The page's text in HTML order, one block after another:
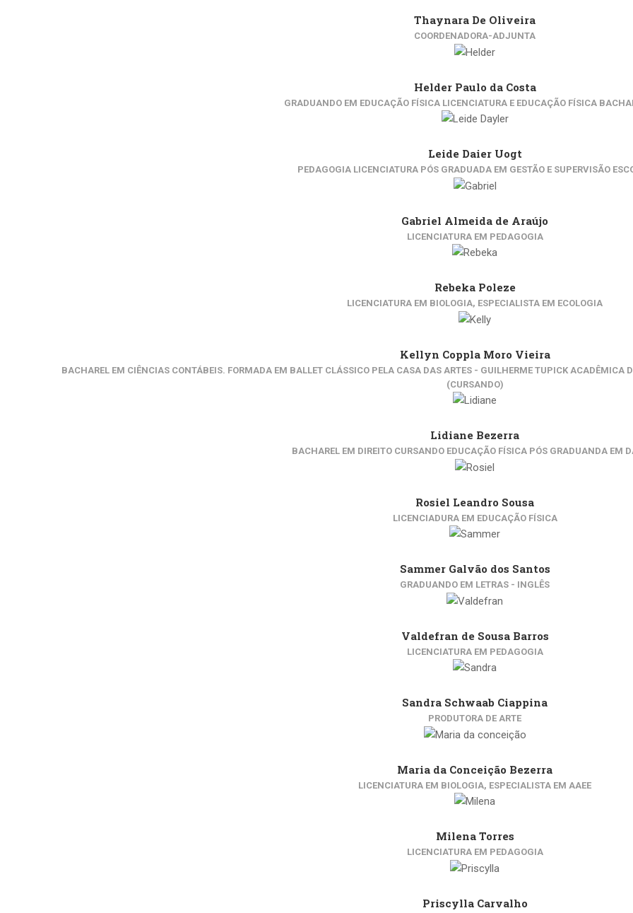
Thaynara De Oliveira
COORDENADORA-ADJUNTA
Helder Paulo da Costa
GRADUANDO EM EDUCAÇÃO FÍSICA LICENCIATURA E EDUCAÇÃO FÍSICA
Leide Daier Uogt
PEDAGOGIA LICENCIATURA PÓS GRADUADA EM GESTÃO E SUPERVISÃO
Gabriel Almeida de Araújo
LICENCIATURA EM PEDAGOGIA
Rebeka Poleze
LICENCIATURA EM BIOLOGIA, ESPECIALISTA EM ECOLOGIA
Kellyn Coppla Moro Vieira
BACHAREL EM CIÊNCIAS CONTÁBEIS. FORMADA EM BALLET CLÁSSICO PELA CASA DAS ARTES - GUILHERME TUPICK ACADÊMICA
(CURSANDO)
Lidiane Bezerra
BACHAREL EM DIREITO CURSANDO EDUCAÇÃO FÍSICA PÓS GRADUANDA EM
Rosiel Leandro Sousa
LICENCIADURA EM EDUCAÇÃO FÍSICA
Sammer Galvão dos Santos
GRADUANDO EM LETRAS - INGLÊS
Valdefran de Sousa Barros
LICENCIATURA EM PEDAGOGIA
Sandra Schwaab Ciappina
PRODUTORA DE ARTE
Maria da Conceição Bezerra
LICENCIATURA EM BIOLOGIA, ESPECIALISTA EM AAEE
Milena Torres
LICENCIATURA EM PEDAGOGIA
Priscylla Carvalho